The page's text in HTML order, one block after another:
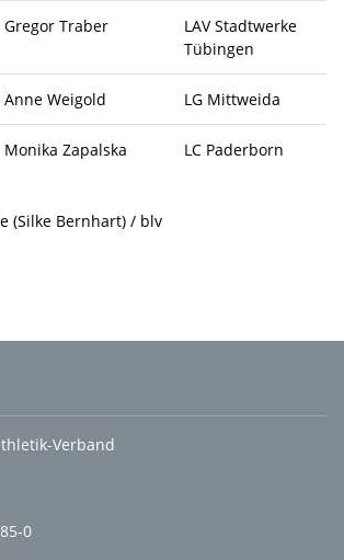
Gregor Traber
LAV Stadtwerke
Tübingen
Anne Weigold LG Mittweida
Monika Zapalska LC Paderborn
(Silke Bernhart) / blv
Verband
0